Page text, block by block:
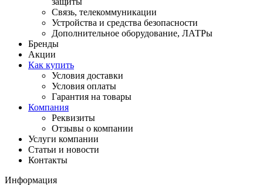
Связь, телекоммуникации
Устройства и средства безопасности
Дополнительное оборудование, ЛАТРы
Бренды
Акции
Как купить
Условия доставки
Условия оплаты
Гарантия на товары
Компания
Реквизиты
Отзывы о компании
Услуги компании
Статьи и новости
Контакты
Информация